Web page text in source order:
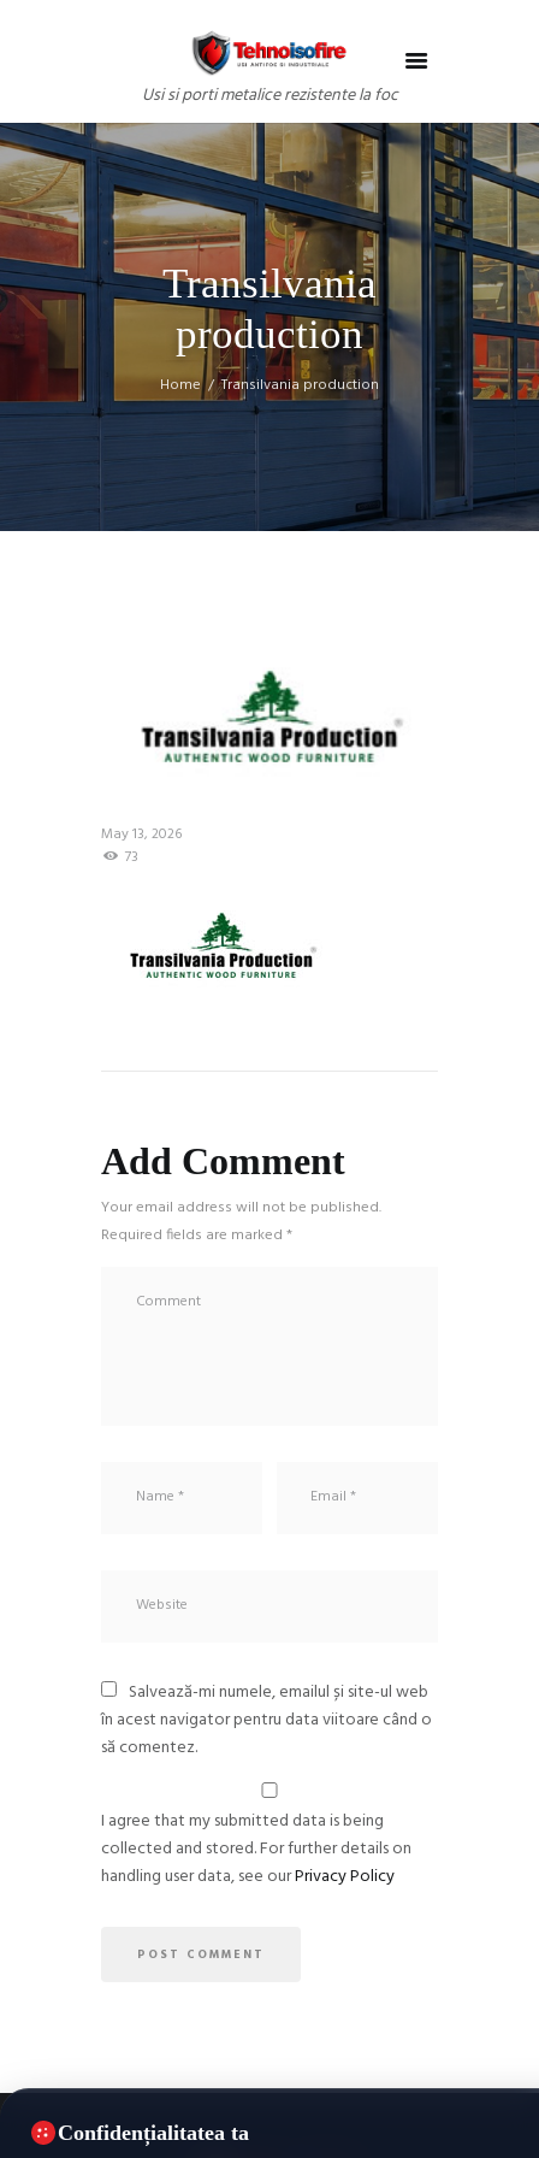
Usi si porti metalice rezistente la foc
Transilvania
production
Home Transilvania production
May 13, 2026
73
Add Comment
Your email address will not be published.
Required fields are marked *
Salvează-mi numele, emailul și site-ul web
în acest navigator pentru data viitoare când o
să comentez.
I agree that my submitted data is being
collected and stored. For further details on
handling user data, see ourPrivacy Policy
Confidențialitatea ta